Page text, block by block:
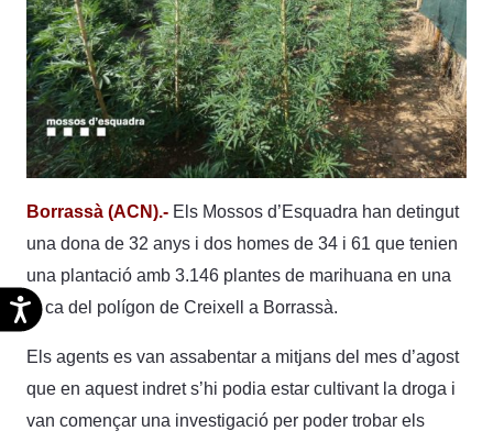
Accesibilidad
Borrassà (ACN).- Els Mossos d’Esquadra han detingut
una dona de 32 anys i dos homes de 34 i 61 que tenien
una plantació amb 3.146 plantes de marihuana en una
finca del polígon de Creixell a Borrassà.
Els agents es van assabentar a mitjans del mes d’agost
que en aquest indret s’hi podia estar cultivant la droga i
van començar una investigació per poder trobar els